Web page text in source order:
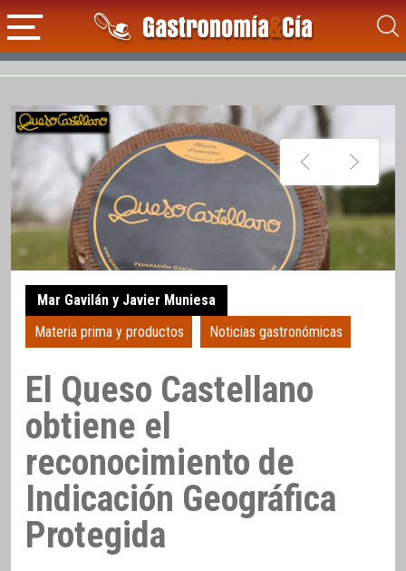
Mar Gavilán y Javier Muniesa
Materia prima y productos
Noticias gastronómicas
El Queso Castellano
obtiene el
reconocimiento de
Indicación Geográfica
Protegida